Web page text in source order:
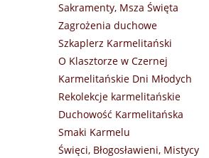
Sakramenty, Msza Święta
Zagrożenia duchowe
Szkaplerz Karmelitański
O Klasztorze w Czernej
Karmelitańskie Dni Młodych
Rekolekcje karmelitańskie
Duchowość Karmelitańska
Smaki Karmelu
Święci, Błogosławieni, Mistycy